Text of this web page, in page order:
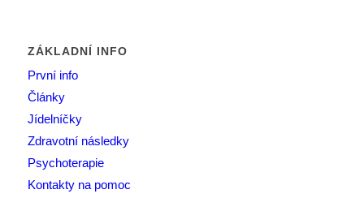
ZÁKLADNÍ INFO
První info
Články
Jídelníčky
Zdravotní následky
Psychoterapie
Kontakty na pomoc